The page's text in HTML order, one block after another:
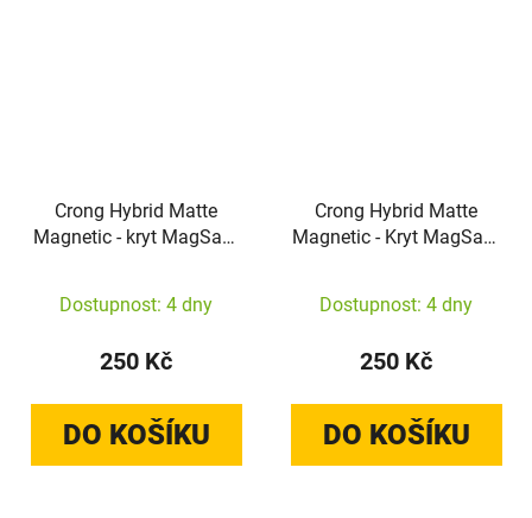
Crong Hybrid Matte
Magnetic - kryt MagSafe
Dostupnost: 4 dny
250 Kč
DO KOŠÍKU
Crong Hybrid Matte
Magnetic - Kryt MagSafe
Dostupnost: 4 dny
250 Kč
DO KOŠÍKU